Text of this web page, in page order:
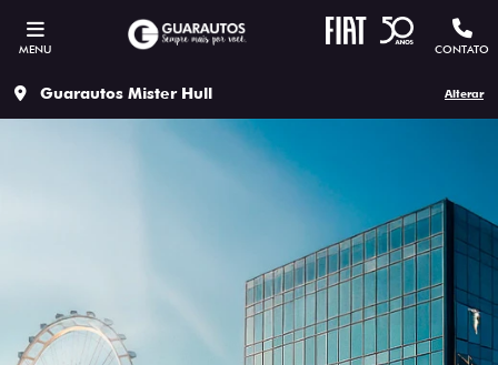
MENU CONTATO
Guarautos Mister Hull Alterar
ESTOU INTERESSADO